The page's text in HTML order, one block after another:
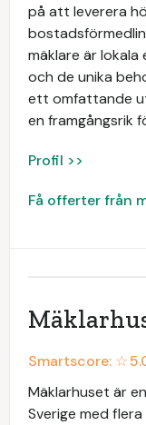
på att leverera
mäklare är
och de unika
ett omfattande
en framgångsrik
Profil >>
Få offerter från
Smartscore: ☆
Mäklarhuset är
Sverige med